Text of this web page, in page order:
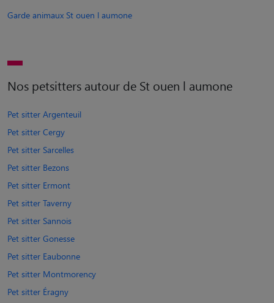
Garde animaux St ouen l aumone
Nos petsitters autour de St ouen l aumone
Pet sitter Argenteuil
Pet sitter Cergy
Pet sitter Sarcelles
Pet sitter Bezons
Pet sitter Ermont
Pet sitter Taverny
Pet sitter Sannois
Pet sitter Gonesse
Pet sitter Eaubonne
Pet sitter Montmorency
Pet sitter Éragny